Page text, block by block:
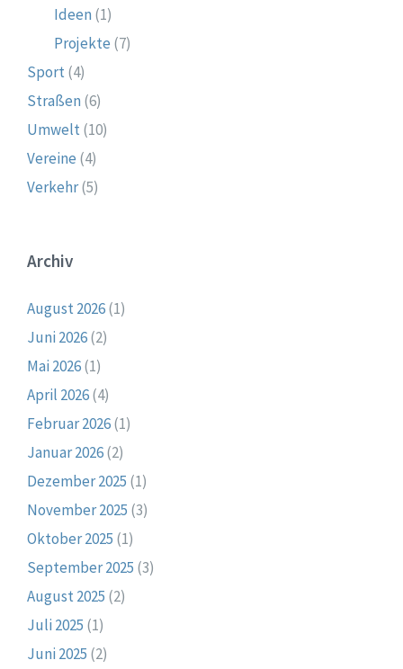
Ideen (1)
Projekte (7)
Sport(4)
Straßen (6)
Umwelt(10)
Vereine (4)
Verkehr(5)
Archiv
August 2026(1)
Juni 2026(2)
Mai 2026(1)
April 2026(4)
Februar 2026(1)
Januar 2026(2)
Dezember 2025 (1)
November 2025 (3)
Oktober 2025 (1)
September 2025 (3)
August 2025 (2)
Juli 2025 (1)
Juni 2025 (2)